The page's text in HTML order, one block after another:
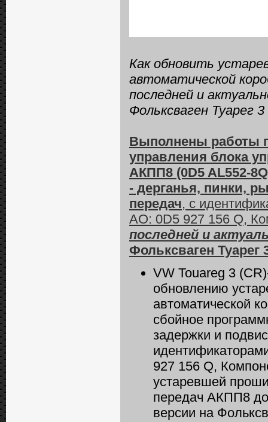
Как обновить
автоматической
последней и
Фольксваген Туарег
Выполнены работы
управления блока
АКПП8 (0D5 AL552-
- дерганья, пинки,
передач, с
АО: 0D5 927 156 Q,
последней и
Фольксваген Туарег
VW Touareg 3
обновлению
автоматической
сбойное
задержки и
927 156 Q,
устаревшей
передач АКПП8 до
версии на